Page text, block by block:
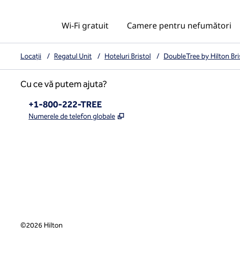
Wi-Fi gratuit Camere pentru nefumători
Locații / Regatul Unit / Hoteluri Bristol / DoubleTree by Hilton
Cu ce vă putem ajuta?
Telefon:
+1-800-222-TREE
Numerele de telefon globale ,
©2026 Hilton